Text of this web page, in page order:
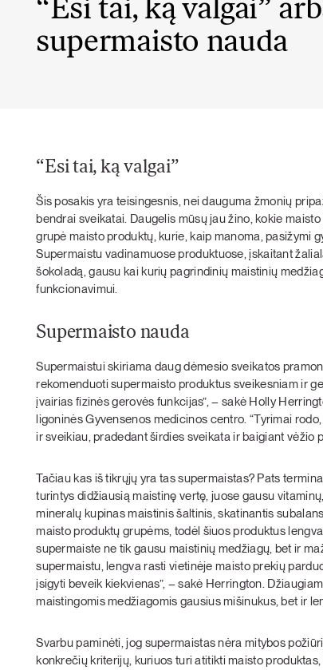
“Esi tai, ką valgai”
supermaisto nauda
“Esi tai, ką valgai”
Šis posakis yra teisingesnis, nei dauguma žmonių
bendrai sveikatai. Daugelis mūsų jau žino, kokie
grupė maisto produktų, kurie, kaip manoma, pasižymi
Supermaistu vadinamuose produktuose, įskaitant
šokoladą, gausu kai kurių pagrindinių maistinių
funkcionavimui.
Supermaisto nauda
Supermaistui skiriama daug dėmesio sveikatos
rekomenduoti supermaisto produktus sveikesniam ir
įvairias fizinės gerovės funkcijas”, – sakė Holly
ligoninės Gyvensenos medicinos centro. “Tyrimai
ir sveikiau, pradedant širdies sveikata ir baigiant vėžio
Tačiau kas iš tikrųjų yra tas supermaistas? Pats
turintys didžiausią maistinę vertę, juose gausu
mineralų kupinas maistinis šaltinis, skatinantis
maisto produktų grupėms, todėl šiuos produktus
supermaiste ne tik gausu maistinių medžiagų, bet ir
supermaistu, lengva rasti vietinėje maisto prekių
įsigyti beveik kiekvienas”, – sakė Herrington.
maistingomis medžiagomis gausius mišinukus, bet ir
Svarbu paminėti, jog supermaistas nėra mitybos
konkrečių kriterijų, kuriuos turi atitikti maisto